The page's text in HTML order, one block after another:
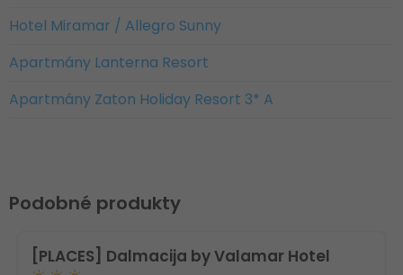
Hotel Miramar / Allegro Sunny
Apartmány Lanterna Resort
Apartmány Zaton Holiday Resort 3* A
Podobné produkty
[PLACES] Dalmacija by Valamar Hotel